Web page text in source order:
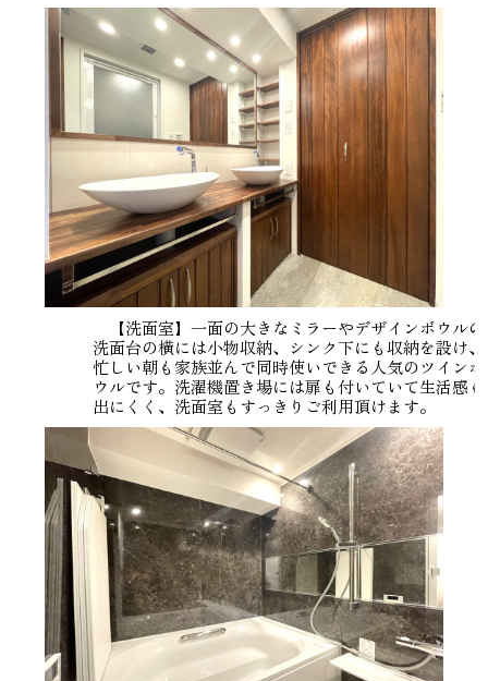
【洗面室】一面の大きなミラーやデザインボウルの
洗面台の横には小物収納、シンク下にも収納を設け、
忙しい朝も家族並んで同時使いできる人気のツインボ
ウルです。洗濯機置き場には扉も付いていて生活感も
出にくく、洗面室もすっきりご利用頂けます。